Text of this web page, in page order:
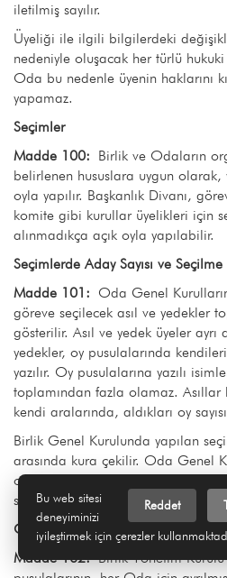
iletilmiş sayılır.
Üyeliği ile ilgili bilgilerdeki
nedeniyle oluşacak her türlü
Oda bu nedenle üyenin haklarını
yapamaz.
Seçimler
Madde 100: Birlik ve Odaların
belirlenen hususlara uygun
oyla yapılır. Başkanlık Divanı,
komite gibi kurullar üyelikleri için
alınmadıkça açık oyla yapılabilir.
Seçimlerde Aday Sayısı ve
Madde 101: Oda Genel
göreve seçilecek asıl ve yedekler
gösterilir. Asıl ve yedek üyeler ayrı
yedekler, oy pusulalarında
yazılır. Oy pusulalarına yazılı
toplamından fazla olamaz.
kendi aralarında, aldıkları oy
Birlik Genel Kurulunda yapılan
arasında kura çekilir. Oda Genel
olması durumunda, sicil numarası
sayılır.
Oy Pusulaları
Madde 102:Birlik Yönetim Kurulu
Reddet
Bu web sitesi
deneyiminizi
iyileştirmek için çerezler